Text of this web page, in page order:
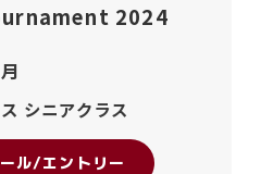
2024
シニアクラス
ル/エントリー